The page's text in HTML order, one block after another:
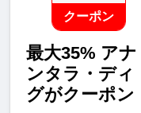
クーポン
最大35% アナ
ンタラ・ディ
グがクーポン